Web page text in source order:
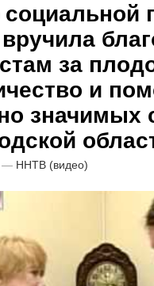
за
и
значимых
— ННТВ (видео)